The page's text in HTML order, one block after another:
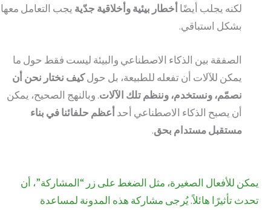
لكنه يجلب أيضًاأخطار بيئية وأخلاقية جدّيةيجب التعامل معها
بشكل استباقي.
الصفقة بين الذكاء الاصطناعي والبيئة ليست فقط حول ما
يمكن للآلات أن تفعله للطبيعة، بل حول كيف نختار نحن أن
نصمّم، ونستخدم، وننظم تلك الآلات. وبالنهج الصحيح، يمكن
أن يصبح الذكاء الاصطناعي أحدأعظم حلفائنا في بناء
مستقبل مستدام بحق.
يمكن للأفعال الصغيرة، مثل الضغط على زر “المشاركة”، أن
تحدث تأثيرًا هائلاً. يُرجى مشاركة هذه المدونة لمساعدة